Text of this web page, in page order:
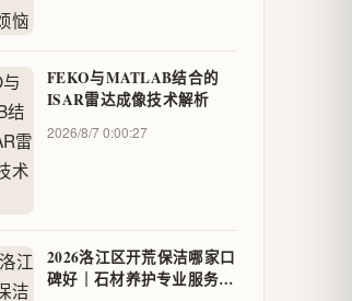
FEKO与MATLAB结合的
ISAR雷达成像技术解析
2026/8/7 0:00:27
2026洛江区开荒保洁哪家口
碑好｜石材养护专业服务团